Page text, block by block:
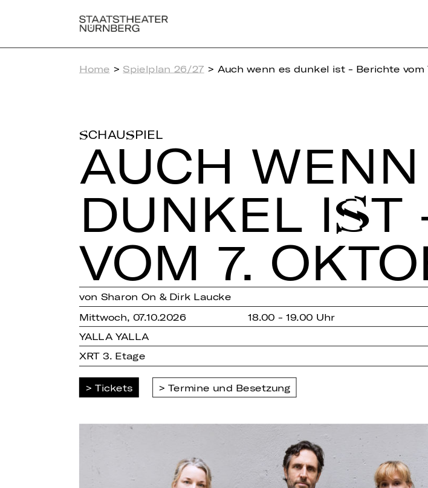
Home > Spielplan 26/27 > Auch wenn es dunkel ist - Berichte vom
SCHAUSPIEL
AUCH
DUNKEL IST
VOM 7.
von Sharon On & Dirk Laucke
Mittwoch, 07.10.2026
18.00 - 19.00 Uhr
YALLA YALLA
XRT 3. Etage
Tickets Termine und Besetzung